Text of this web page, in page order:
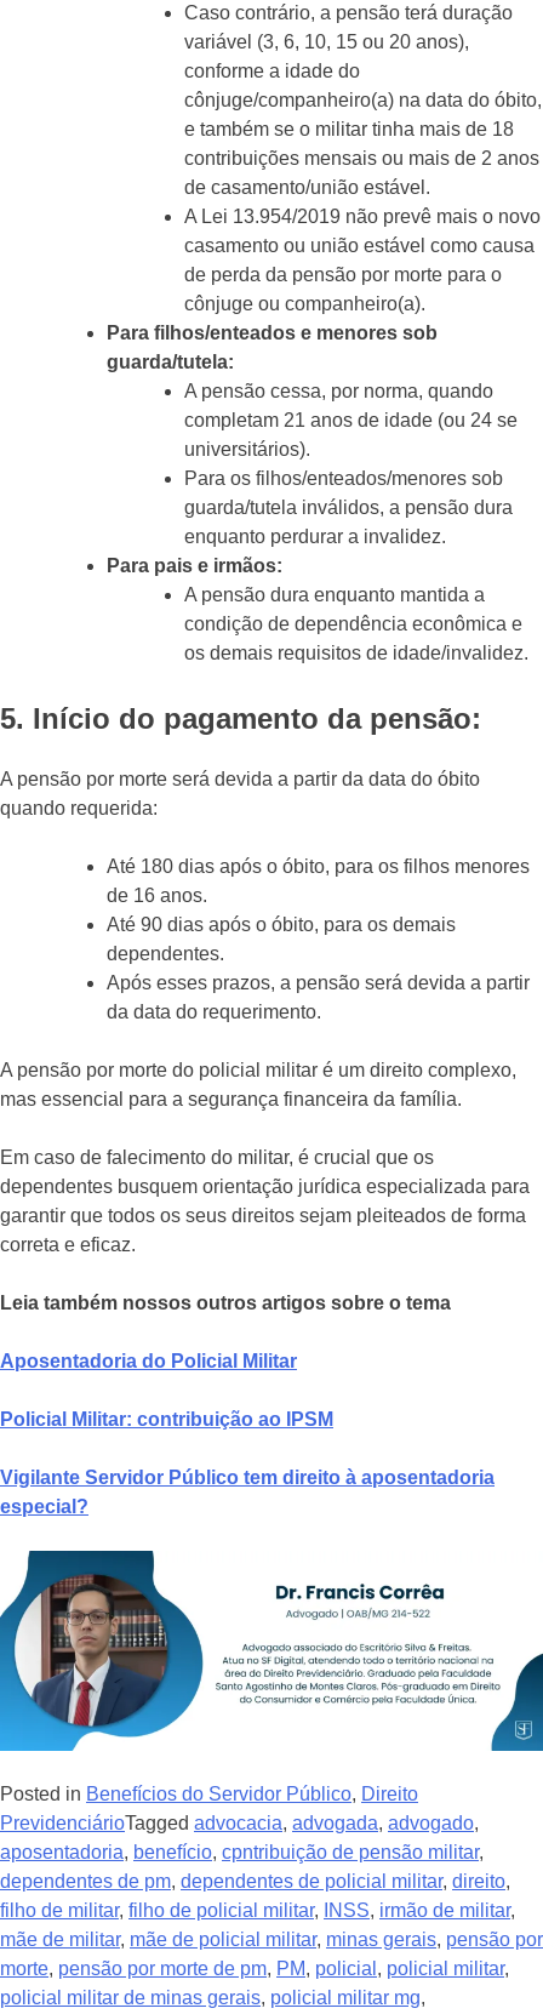
Caso contrário, a pensão terá duração
variável (3, 6, 10, 15 ou 20 anos),
conforme a idade do
cônjuge/companheiro(a) na data do óbito,
e também se o militar tinha mais de 18
contribuições mensais ou mais de 2 anos
de casamento/união estável.
A Lei 13.954/2019 não prevê mais o novo
casamento ou união estável como causa
de perda da pensão por morte para o
cônjuge ou companheiro(a).
Para filhos/enteados e menores sob
guarda/tutela:
A pensão cessa, por norma, quando
completam 21 anos de idade (ou 24 se
universitários).
Para os filhos/enteados/menores sob
guarda/tutela inválidos, a pensão dura
enquanto perdurar a invalidez.
Para pais e irmãos:
A pensão dura enquanto mantida a
condição de dependência econômica e
os demais requisitos de idade/invalidez.
5. Início do pagamento da pensão:
A pensão por morte será devida a partir da data do óbito
quando requerida:
Até 180 dias após o óbito, para os filhos menores
de 16 anos.
Até 90 dias após o óbito, para os demais
dependentes.
Após esses prazos, a pensão será devida a partir
da data do requerimento.
A pensão por morte do policial militar é um direito complexo,
mas essencial para a segurança financeira da família.
Em caso de falecimento do militar, é crucial que os
dependentes busquem orientação jurídica especializada para
garantir que todos os seus direitos sejam pleiteados de forma
correta e eficaz.
Leia também nossos outros artigos sobre o tema
Aposentadoria do Policial Militar
Policial Militar: contribuição ao IPSM
Vigilante Servidor Público tem direito à aposentadoria
especial?
Posted in Benefícios do Servidor Público, Direito
PrevidenciárioTagged advocacia, advogada, advogado,
aposentadoria, benefício, cpntribuição de pensão militar,
dependentes de pm, dependentes de policial militar, direito,
filho de militar, filho de policial militar, INSS, irmão de militar,
mãe de militar, mãe de policial militar, minas gerais, pensão por
morte, pensão por morte de pm, PM, policial , policial militar,
policial militar de minas gerais, policial militar mg,